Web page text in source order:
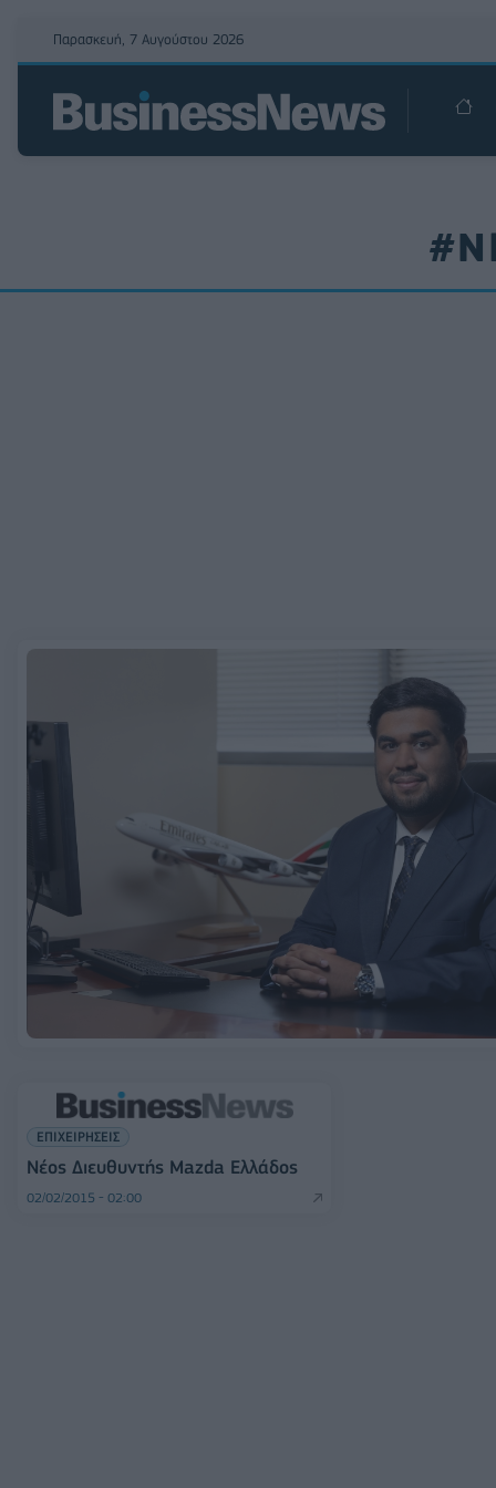
Παρασκευή, 7 Αυγούστου 2026
ΕΠΙΧΕΙΡΗΣΕΙΣ
Νέος Διευθυντής Mazda Ελλάδος
02/02/2015 - 02:00